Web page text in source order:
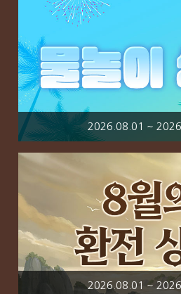
2026.08.01 ~
2026.08.01 ~